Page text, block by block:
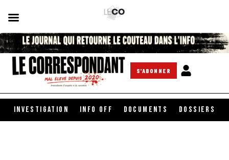
S'ABONNER
INVESTIGATION INFO OFF DOCUMENTS DOSSIERS